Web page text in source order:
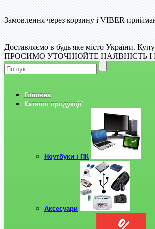
Замовлення через корзину і VIBER
Доставляємо в будь яке місто України.
ПРОСИМО УТОЧНЮЙТЕ НАЯВНІСТЬ І
Головна
Каталог продукції
Ноутбуки і ПК
Аксесуари